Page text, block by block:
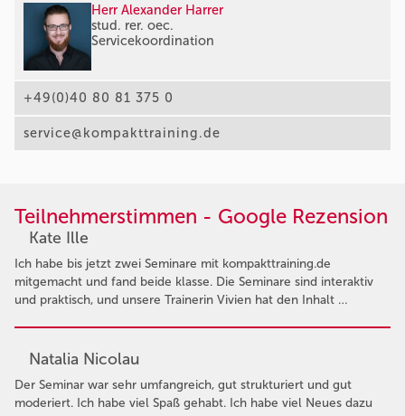
Herr Alexander Harrer
stud. rer. oec.
Servicekoordination
+49(0)40 80 81 375 0
service@kompakttraining.de
Teilnehmerstimmen - Google Rezension
Kate Ille
Ich habe bis jetzt zwei Seminare mit kompakttraining.de
mitgemacht und fand beide klasse. Die Seminare sind interaktiv
und praktisch, und unsere Trainerin Vivien hat den Inhalt …
Natalia Nicolau
Der Seminar war sehr umfangreich, gut strukturiert und gut
moderiert. Ich habe viel Spaß gehabt. Ich habe viel Neues dazu